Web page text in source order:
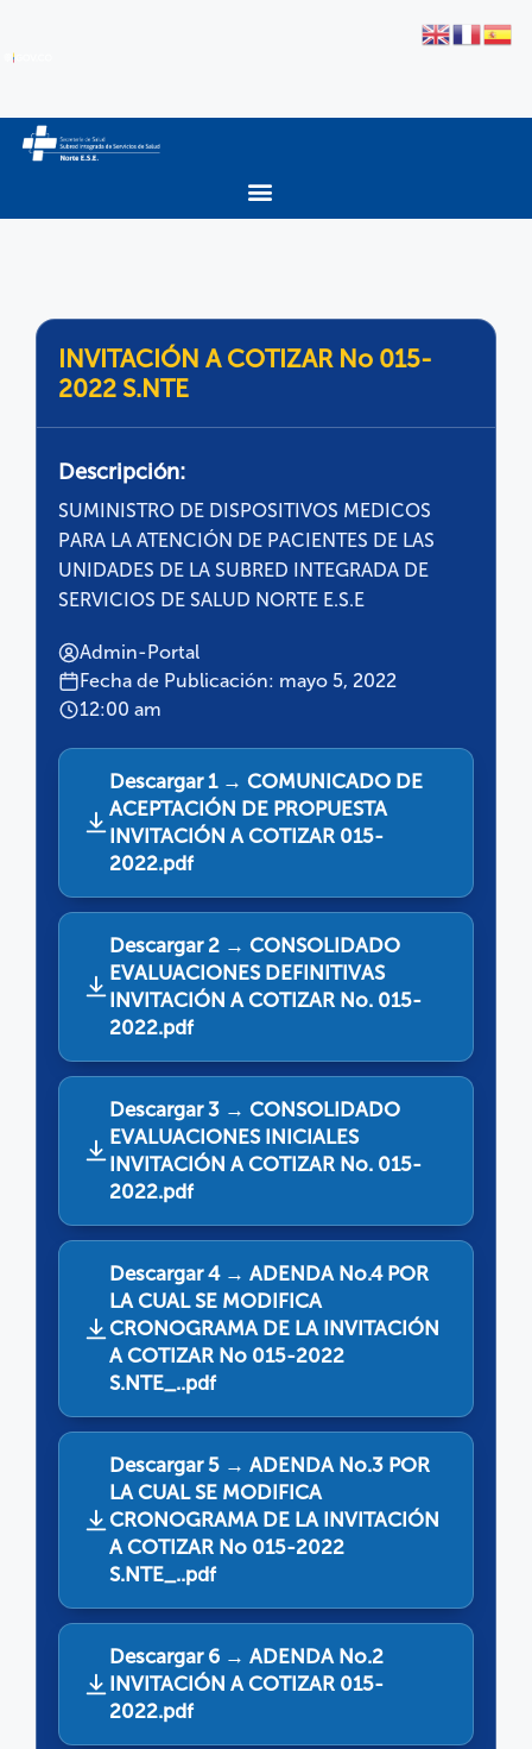
INVITACIÓN A COTIZAR No 015-
2022 S.NTE
Descripción:
SUMINISTRO DE DISPOSITIVOS MEDICOS
PARA LA ATENCIÓN DE PACIENTES DE LAS
UNIDADES DE LA SUBRED INTEGRADA DE
SERVICIOS DE SALUD NORTE E.S.E
Admin-Portal
Fecha de Publicación: mayo 5, 2022
12:00 am
Descargar 1 → COMUNICADO DE
ACEPTACIÓN DE PROPUESTA
INVITACIÓN A COTIZAR 015-
2022.pdf
Descargar 2 → CONSOLIDADO
EVALUACIONES DEFINITIVAS
INVITACIÓN A COTIZAR No. 015-
2022.pdf
Descargar 3 → CONSOLIDADO
EVALUACIONES INICIALES
INVITACIÓN A COTIZAR No. 015-
2022.pdf
Descargar 4 → ADENDA No.4 POR
LA CUAL SE MODIFICA
CRONOGRAMA DE LA INVITACIÓN
A COTIZAR No 015-2022
S.NTE_..pdf
Descargar 5 → ADENDA No.3 POR
LA CUAL SE MODIFICA
CRONOGRAMA DE LA INVITACIÓN
A COTIZAR No 015-2022
S.NTE_..pdf
Descargar 6 → ADENDA No.2
INVITACIÓN A COTIZAR 015-
2022.pdf